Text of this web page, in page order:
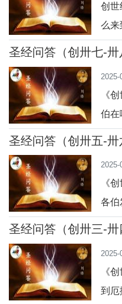
创世
么来
带
在普
答
受
委托
圣经问答（创卅七-卅
《
伯在
父
十七
帕
对
不满
特别
圣经问答（创卅五-卅
2025-
《
各伯
伯
祭坛
令
和随
圣经问答（创卅三-卅
2025-
《
到厄